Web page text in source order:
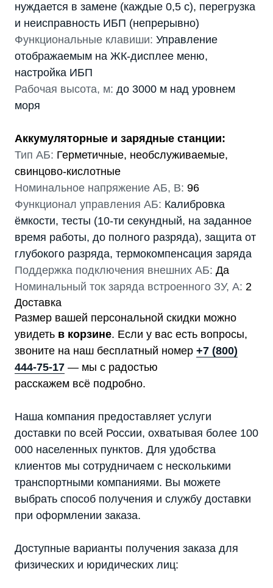
нуждается в замене (каждые 0,5 с), перегрузка
и неисправность ИБП (непрерывно)
Функциональные клавиши: Управление
отображаемым на ЖК-дисплее меню,
настройка ИБП
Рабочая высота, м: до 3000 м над уровнем
моря
Аккумуляторные и зарядные станции:
Тип АБ: Герметичные, необслуживаемые,
свинцово-кислотные
Номинальное напряжение АБ, В: 96
Функционал управления АБ: Калибровка
ёмкости, тесты (10-ти секундный, на заданное
время работы, до полного разряда), защита от
глубокого разряда, термокомпенсация заряда
Поддержка подключения внешних АБ: Да
Номинальный ток заряда встроенного ЗУ, А: 2
Доставка
Размер вашей персональной скидки можно
увидеть в корзине. Если у вас есть вопросы,
звоните на наш бесплатный номер +7 (800)
444-75-17 — мы с радостью
расскажем всё подробно.
Наша компания предоставляет услуги
доставки по всей России, охватывая более 100
000 населенных пунктов. Для удобства
клиентов мы сотрудничаем с несколькими
транспортными компаниями. Вы можете
выбрать способ получения и службу доставки
при оформлении заказа.
Доступные варианты получения заказа для
физических и юридических лиц: